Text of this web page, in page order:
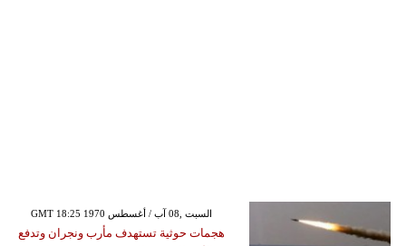
GMT 18:25 1970 السبت ,08 آب / أغسطس
هجمات حوثية تستهدف مأرب ونجران وتدفع